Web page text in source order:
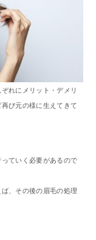
れにメリット・デメリ
び元の様に生えてきて
ていく必要があるので
、その後の眉毛の処理